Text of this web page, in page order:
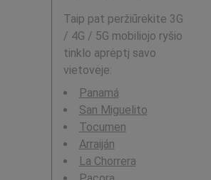
Taip pat peržiūrėkite 3G
/ 4G / 5G mobiliojo ryšio
tinklo aprėptį savo
vietovėje:
Panamá
San Miguelito
Tocumen
Arraiján
La Chorrera